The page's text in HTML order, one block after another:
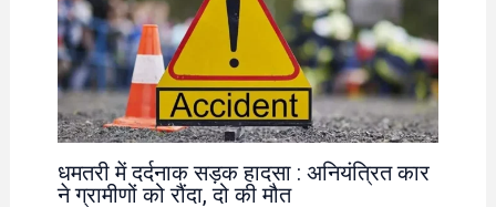
धमतरी में दर्दनाक सड़क हादसा : अनियंत्रित कार
ने ग्रामीणों को रौंदा, दो की मौत